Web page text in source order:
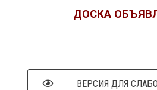
ДОСКА
ВЕРСИЯ ДЛЯ